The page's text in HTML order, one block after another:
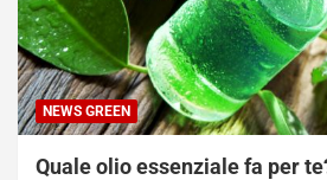
NEWS GREEN
Quale olio essenziale fa per